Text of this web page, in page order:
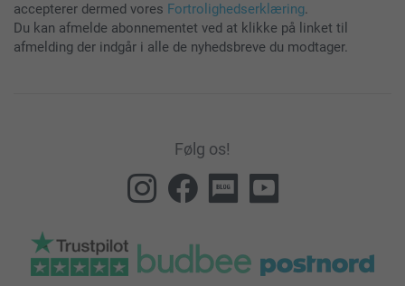
accepterer dermed vores Fortrolighedserklæring.
Du kan afmelde abonnementet ved at klikke på linket til
afmelding der indgår i alle de nyhedsbreve du modtager.
Følg os!